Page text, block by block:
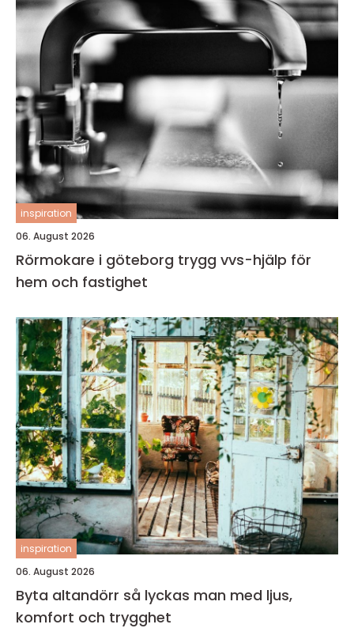
inspiration
06. August 2026
Rörmokare i göteborg trygg vvs-hjälp för
hem och fastighet
inspiration
06. August 2026
Byta altandörr så lyckas man med ljus,
komfort och trygghet